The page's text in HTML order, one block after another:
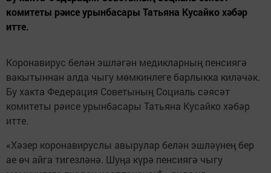
комитеты рәисе урынбасары Татьяна Кусайко хәбәр
итте.
Коронавирус белән эшләгән медикларның пенсиягә
вакытыннан алда чыгу мөмкинлеге барлыкка киләчәк.
Бу хакта Федерация Советының Социаль сәясәт
комитеты рәисе урынбасары Татьяна Кусайко хәбәр
итте.
«Хәзер коронавируслы авырулар белән эшләүнең бер
ае өч айга тигезләнә. Шуңа күрә пенсиягә чыгу